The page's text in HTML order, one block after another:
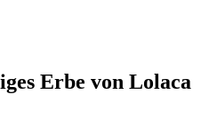
Erbe von Lolaca